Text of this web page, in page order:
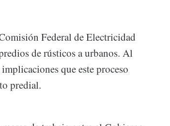
Federal de Electricidad
de rústicos a urbanos. Al
que este proceso
predial.